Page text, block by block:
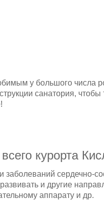
у большого числа
санатория,
курорта
заболеваний сердечно-
и другие
аппарату и др.